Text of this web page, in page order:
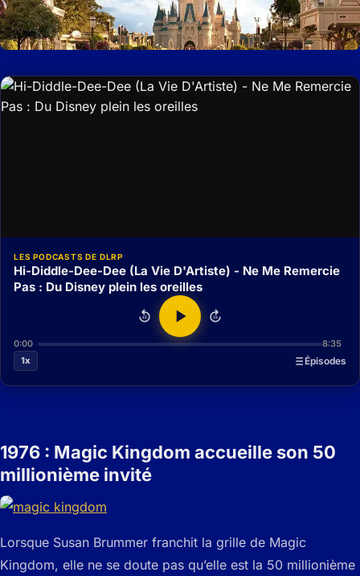
LES PODCASTS DE DLRP
Hi-Diddle-Dee-Dee (La Vie D'Artiste) - Ne Me Remercie
Pas : Du Disney plein les oreilles
15 15
0:00
8:35
1x
Épisodes
1976 : Magic Kingdom accueille son 50
millionième invité
Lorsque Susan Brummer franchit la grille de Magic
Kingdom, elle ne se doute pas qu’elle est la 50 millionième